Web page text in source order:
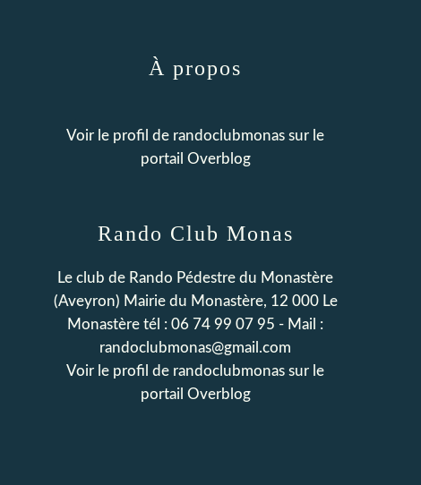
Rando Club Monas
Le club de Rando Pédestre du Monastère
(Aveyron) Mairie du Monastère, 12 000 Le
Monastère tél : 06 74 99 07 95 - Mail :
randoclubmonas@gmail.com
Voir le profil de randoclubmonas sur le
portail Overblog
À propos
Voir le profil de randoclubmonas sur le
portail Overblog